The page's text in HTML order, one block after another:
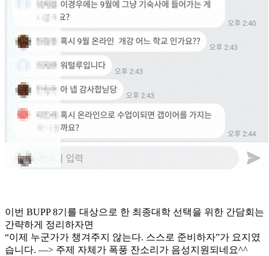
이번 BUPP 8기를 대상으로 한 최종대학 선택을 위한 간담회는
간략하게 정리하자면
“이제 누군가가 챙겨주지 않는다. 스스로 준비하자”가 요지였
습니다. —> 주제 자체가 폭풍 잔소리가 음성지원되네요^^